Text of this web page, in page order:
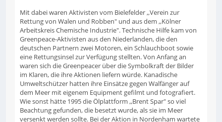
Mit dabei waren Aktivisten vom Bielefelder ,,Verein zur
Rettung von Walen und Robben" und aus dem ,,Kölner
Arbeitskreis Chemische Industrie". Technische Hilfe kam von
Greenpeace-Aktivisten aus den Niederlanden, die den
deutschen Partnern zwei Motoren, ein Schlauchboot sowie
eine Rettungsinsel zur Verfügung stellten. Von Anfang an
waren sich die Greenpeacer über die Symbolkraft der Bilder
im Klaren, die ihre Aktionen liefern würde. Kanadische
Umweltschützer hatten ihre Einsätze gegen Walfänger auf
dem Meer mit eigenem Equipment gefilmt und fotografiert.
Wie sonst hätte 1995 die Ölplattform ,,Brent Spar" so viel
Beachtung gefunden, die besetzt wurde, als sie im Meer
versenkt werden sollte. Bei der Aktion in Nordenham wartete